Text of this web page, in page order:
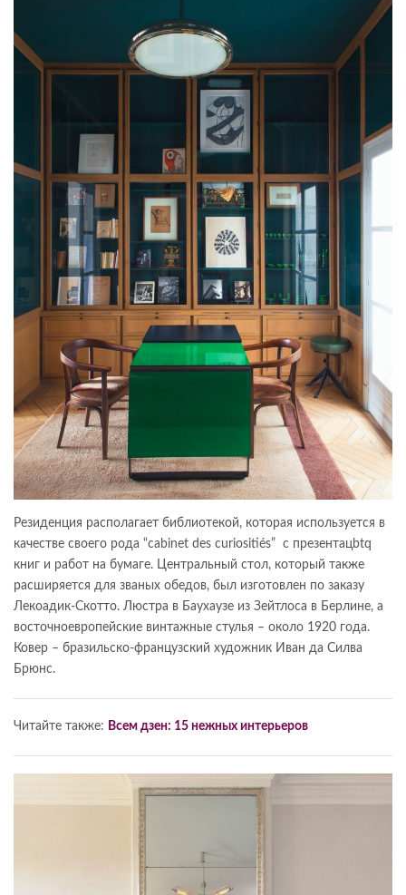
Резиденция располагает библиотекой, которая используется в
качестве своего рода “cabinet des curiositiés” с презентацbtq
книг и работ на бумаге. Центральный стол, который также
расширяется для званых обедов, был изготовлен по заказу
Лекоадик-Скотто. Люстра в Баухаузе из Зейтлоса в Берлине, а
восточноевропейские винтажные стулья – около 1920 года.
Ковер – бразильско-французский художник Иван да Силва
Брюнс.
Читайте также: Всем дзен: 15 нежных интерьеров